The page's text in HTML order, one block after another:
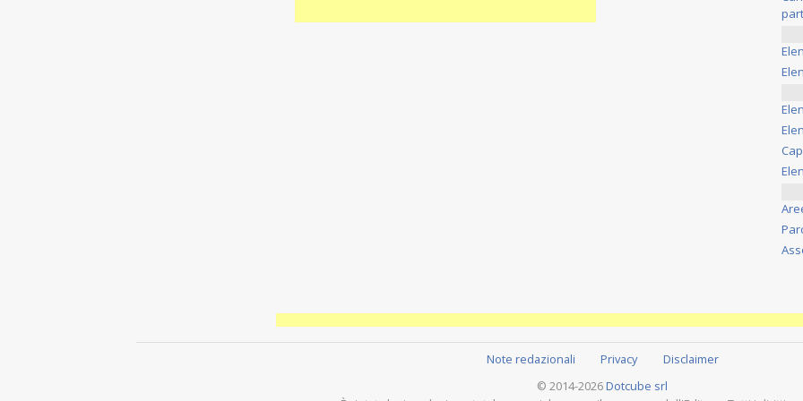
Note redazionali Privacy
Disclaimer
© 2014-2026 Dotcube srl